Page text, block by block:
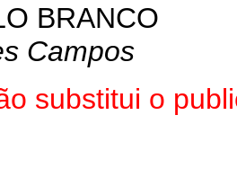
BRANCO
Campos
substitui o